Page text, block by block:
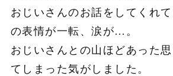
おじいさんのお話をしてくれ
の表情が一転、涙が…。
おじいさんとの山ほどあった
てしまった気がしました。